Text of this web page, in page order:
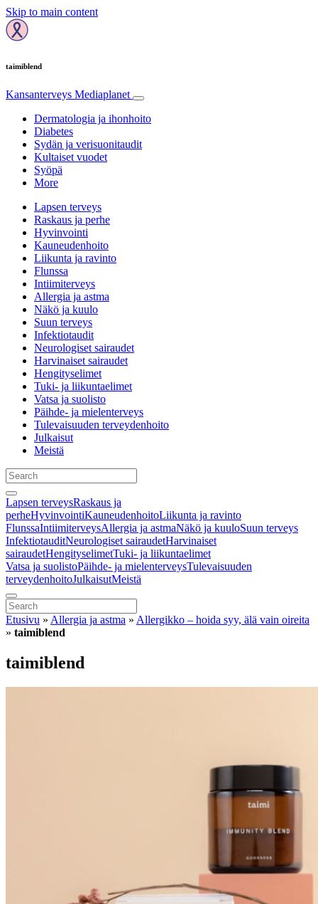
Skip to main content
taimiblend
Kansanterveys Mediaplanet
Dermatologia ja ihonhoito
Diabetes
Sydän ja verisuonitaudit
Kultaiset vuodet
Syöpä
More
Lapsen terveys
Raskaus ja perhe
Hyvinvointi
Kauneudenhoito
Liikunta ja ravinto
Flunssa
Intiimiterveys
Allergia ja astma
Näkö ja kuulo
Suun terveys
Infektiotaudit
Neurologiset sairaudet
Harvinaiset sairaudet
Hengityselimet
Tuki- ja liikuntaelimet
Vatsa ja suolisto
Päihde- ja mielenterveys
Tulevaisuuden terveydenhoito
Julkaisut
Meistä
Lapsen terveysRaskaus ja
perheHyvinvointiKauneudenhoitoLiikunta ja ravinto
FlunssaIntiimiterveysAllergia ja astmaNäkö ja kuuloSuun terveys
InfektiotauditNeurologiset sairaudetHarvinaiset
sairaudetHengityselimetTuki- ja liikuntaelimet
Vatsa ja suolistoPäihde- ja mielenterveysTulevaisuuden
terveydenhoitoJulkaisutMeistä
Etusivu » Allergia ja astma » Allergikko – hoida syy, älä vain oireita
» taimiblend
taimiblend